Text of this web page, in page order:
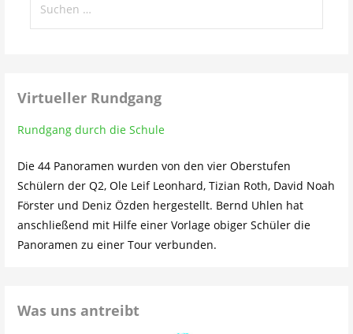
nach:
Virtueller Rundgang
Rundgang durch die Schule
Die 44 Panoramen wurden von den vier Oberstufen
Schülern der Q2, Ole Leif Leonhard, Tizian Roth, David Noah
Förster und Deniz Özden hergestellt. Bernd Uhlen hat
anschließend mit Hilfe einer Vorlage obiger Schüler die
Panoramen zu einer Tour verbunden.
Was uns antreibt